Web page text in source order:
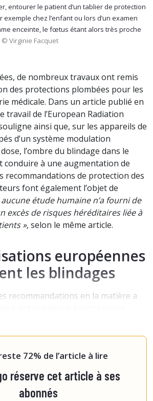
entourer le patient d’un tablier de protection
chez l’enfant ou lors d’un examen
enceinte, le fœtus étant alors très proche
© Virginie Facquet
de nombreux travaux ont remis
des protections plombées pour les
médicale. Dans un article publié en
travail de l’European Radiation
ainsi que, sur les appareils de
d’un système modulation
l’ombre du blindage dans le
conduire à une augmentation de
recommandations de protection des
font également l’objet de
aucune étude humaine n’a fourni de
excès de risques héréditaires liée à
», selon le même article.
européennes
les blindages
recommandations en la matière a
consensus en 2021
. Pour
72% de l’article à lire
réserve cet article à ses
abonnés